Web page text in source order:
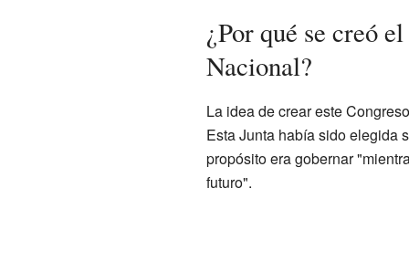
¿Por qué se creó
Nacional?
La idea de crear este
Esta Junta había sido elegida
propósito era gobernar
futuro".